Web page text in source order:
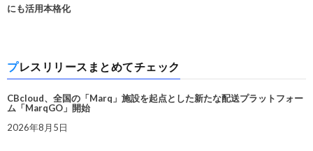
にも活用本格化
プレスリリースまとめてチェック
CBcloud、全国の「Marq」施設を起点とした新たな配送プラットフォー
ム「MarqGO」開始
2026年8月5日